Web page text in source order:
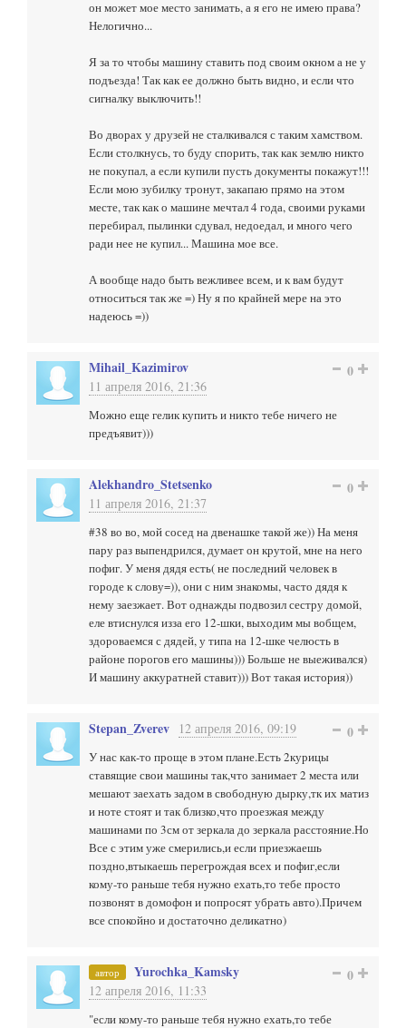
он может мое место занимать, а я его не имею права?
Нелогично...
Я за то чтобы машину ставить под своим окном а не у
подъезда! Так как ее должно быть видно, и если что
сигналку выключить!!
Во дворах у друзей не сталкивался с таким хамством.
Если столкнусь, то буду спорить, так как землю никто
не покупал, а если купили пусть документы покажут!!!
Если мою зубилку тронут, закапаю прямо на этом
месте, так как о машине мечтал 4 года, своими руками
перебирал, пылинки сдувал, недоедал, и много чего
ради нее не купил... Машина мое все.
А вообще надо быть вежливее всем, и к вам будут
относиться так же =) Ну я по крайней мере на это
надеюсь =))
Mihail_Kazimirov
11 апреля 2016, 21:36
0
Можно еще гелик купить и никто тебе ничего не
предъявит)))
Alekhandro_Stetsenko
11 апреля 2016, 21:37
0
#38 во во, мой сосед на двенашке такой же)) На меня
пару раз выпендрился, думает он крутой, мне на него
пофиг. У меня дядя есть( не последний человек в
городе к слову=)), они с ним знакомы, часто дядя к
нему заезжает. Вот однажды подвозил сестру домой,
еле втиснулся изза его 12-шки, выходим мы вобщем,
здороваемся с дядей, у типа на 12-шке челюсть в
районе порогов его машины))) Больше не выеживался)
И машину аккуратней ставит))) Вот такая история))
Stepan_Zverev 12 апреля 2016, 09:19 0
У нас как-то проще в этом плане.Есть 2курицы
ставящие свои машины так,что занимает 2 места или
мешают заехать задом в свободную дырку,тк их матиз
и ноте стоят и так близко,что проезжая между
машинами по 3см от зеркала до зеркала расстояние.Но
Все с этим уже смерились,и если приезжаешь
поздно,втыкаешь перегрождая всех и пофиг,если
кому-то раньше тебя нужно ехать,то тебе просто
позвонят в домофон и попросят убрать авто).Причем
все спокойно и достаточно деликатно)
автор Yurochka_Kamsky
12 апреля 2016, 11:33
0
"если кому-то раньше тебя нужно ехать,то тебе